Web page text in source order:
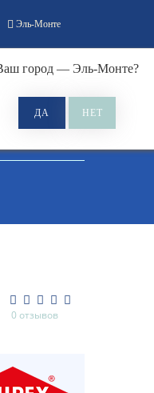
Эль-Монте
город — Эль-Монте?
0
0 отзывов